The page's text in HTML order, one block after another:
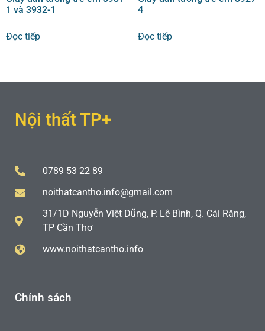
1 và 3932-1
Đọc tiếp
4
Đọc tiếp
Nội thất TP+
0789 53 22 89
noithatcantho.info@gmail.com
31/1D Nguyễn Việt Dũng, P. Lê Bình, Q. Cái Răng,
TP Cần Thơ
www.noithatcantho.info
Chính sách